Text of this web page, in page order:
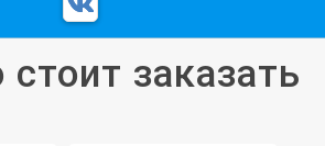
заказать